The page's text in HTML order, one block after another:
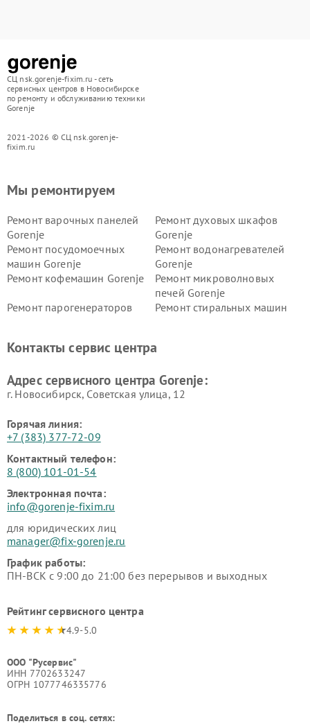
СЦ nsk.gorenje-fixim.ru - сеть
сервисных центров в Новосибирске
по ремонту и обслуживанию техники
Gorenje
2021-2026 © СЦ nsk.gorenje-
fixim.ru
Мы ремонтируем
Ремонт варочных панелей
Gorenje
Ремонт духовых шкафов
Gorenje
Ремонт посудомоечных
машин Gorenje
Ремонт водонагревателей
Gorenje
Ремонт кофемашин Gorenje
Ремонт микроволновых
печей Gorenje
Ремонт парогенераторов
Ремонт стиральных машин
Контакты сервис центра
Адрес сервисного центра Gorenje:
г. Новосибирск, Советская улица, 12
Горячая линия:
+7 (383) 377-72-09
Контактный телефон:
8 (800) 101-01-54
Электронная почта:
info@gorenje-fixim.ru
для юридических лиц
manager@fix-gorenje.ru
График работы:
ПН-ВСК с 9:00 до 21:00 без перерывов и выходных
Рейтинг сервисного центра
4.9-5.0
ООО "Русервис"
ИНН 7702633247
ОГРН 1077746335776
Поделиться в соц. сетях: